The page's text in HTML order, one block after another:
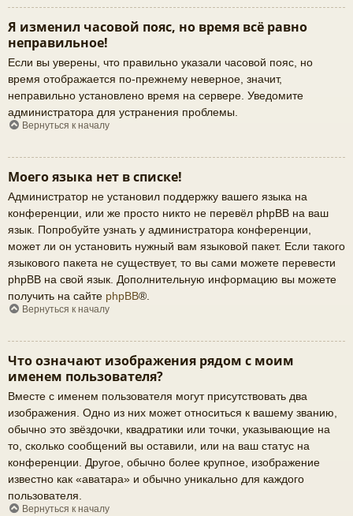
Я изменил часовой пояс, но время всё равно
неправильное!
Если вы уверены, что правильно указали часовой пояс, но
время отображается по-прежнему неверное, значит,
неправильно установлено время на сервере. Уведомите
администратора для устранения проблемы.
Вернуться к началу
Моего языка нет в списке!
Администратор не установил поддержку вашего языка на
конференции, или же просто никто не перевёл phpBB на ваш
язык. Попробуйте узнать у администратора конференции,
может ли он установить нужный вам языковой пакет. Если такого
языкового пакета не существует, то вы сами можете перевести
phpBB на свой язык. Дополнительную информацию вы можете
получить на сайте phpBB®.
Вернуться к началу
Что означают изображения рядом с моим
именем пользователя?
Вместе с именем пользователя могут присутствовать два
изображения. Одно из них может относиться к вашему званию,
обычно это звёздочки, квадратики или точки, указывающие на
то, сколько сообщений вы оставили, или на ваш статус на
конференции. Другое, обычно более крупное, изображение
известно как «аватара» и обычно уникально для каждого
пользователя.
Вернуться к началу